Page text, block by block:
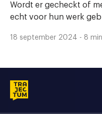
Wordt er gecheckt of
echt voor hun werk
18 september 2024 - 8